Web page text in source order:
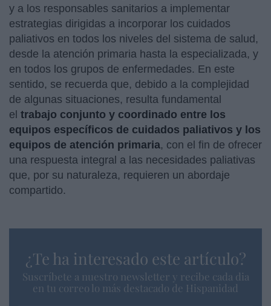
y a los responsables sanitarios a implementar
estrategias dirigidas a incorporar los cuidados
paliativos en todos los niveles del sistema de salud,
desde la atención primaria hasta la especializada, y
en todos los grupos de enfermedades. En este
sentido, se recuerda que, debido a la complejidad
de algunas situaciones, resulta fundamental
el trabajo conjunto y coordinado entre los
equipos específicos de cuidados paliativos y los
equipos de atención primaria, con el fin de ofrecer
una respuesta integral a las necesidades paliativas
que, por su naturaleza, requieren un abordaje
compartido.
¿Te ha interesado este artículo?
Suscríbete a nuestro newsletter y recibe cada dia
en tu correo lo más destacado de Hispanidad